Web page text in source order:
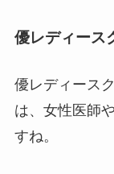
優レディース
優レディース
は、女性医師
すね。